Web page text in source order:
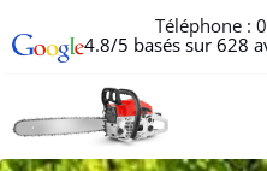
Téléphone :
4.8/5 basés sur 628